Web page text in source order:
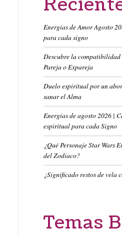
Energías de Amor Agosto
para cada signo
Descubre la
Pareja o Expareja
Duelo espiritual por un
sanar el Alma
Energías de agosto 2026 |
espiritual para cada Signo
¿Qué Personaje Star Wars
del Zodiaco?
¿Significado restos de vela
Temas